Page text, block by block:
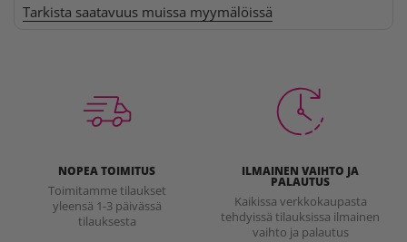
Tarkista saatavuus muissa myymälöissä
NOPEA TOIMITUS
Toimitamme tilaukset
yleensä 1-3 päivässä
tilauksesta
ILMAINEN VAIHTO JA
PALAUTUS
Kaikissa verkkokaupasta
tehdyissä tilauksissa ilmainen
vaihto ja palautus